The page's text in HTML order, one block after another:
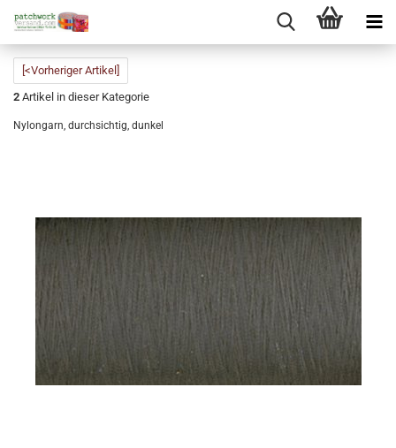
[<Vorheriger Artikel]
2 Artikel in dieser Kategorie
Nylongarn, durchsichtig, dunkel